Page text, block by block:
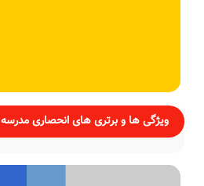
ویژگی ها و برتری های انحصاری مدرسه